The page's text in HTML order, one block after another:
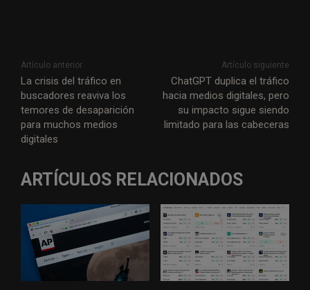
Artículo anterior
La crisis del tráfico en
buscadores reaviva los
temores de desaparición
para muchos medios
digitales
Artículo siguiente
ChatGPT duplica el tráfico
hacia medios digitales, pero
su impacto sigue siendo
limitado para las cabeceras
ARTÍCULOS RELACIONADOS